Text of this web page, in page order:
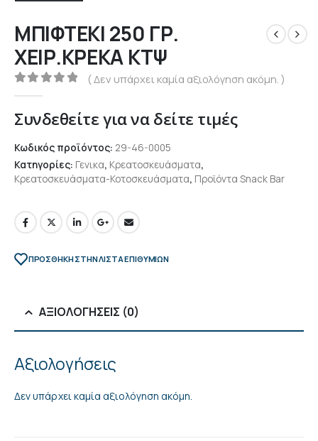
ΜΠΙΦΤΕΚΙ 250 ΓΡ.
ΧΕΙΡ.ΚΡΕΚΑ ΚΤΨ
0out of 5
( Δεν υπάρχει καμία αξιολόγηση ακόμη. )
Συνδεθείτε για να δείτε τιμές
Κωδικός προϊόντος: 29-46-0005
Κατηγορίες: Γενικα, Κρεατοσκευάσματα,
Κρεατοσκευάσματα-Κοτοσκευάσματα, Προϊόντα Snack Bar
ΠΡΌΣΘΉΚΗ ΣΤΗΝ ΛΊΣΤΑ ΕΠΙΘΥΜΙΏΝ
ΑΞΙΟΛΟΓΉΣΕΙΣ (0)
Αξιολογήσεις
Δεν υπάρχει καμία αξιολόγηση ακόμη.